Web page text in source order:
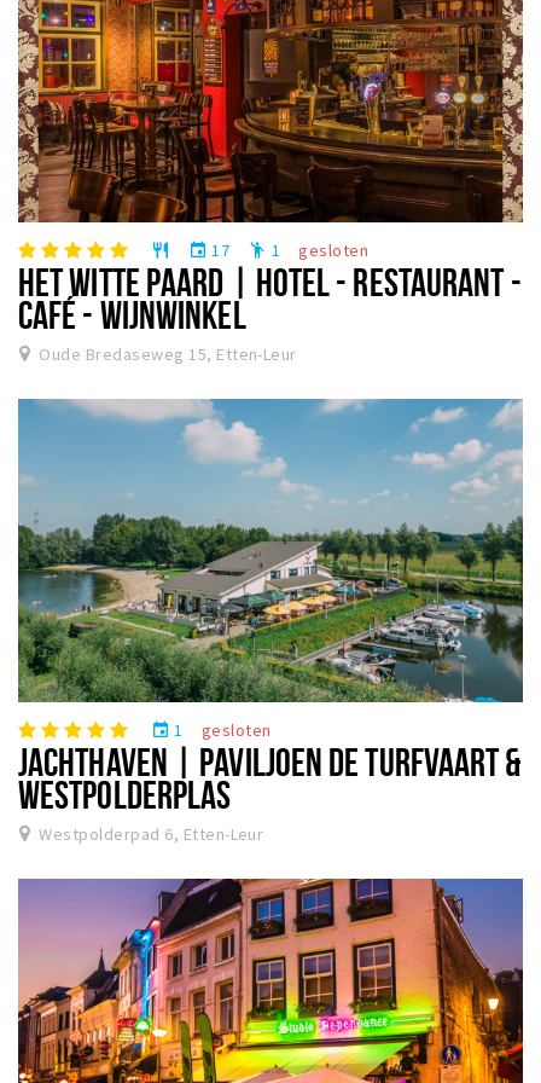
restaurant event 17 emoji_people 1 gesloten
HET WITTE PAARD | HOTEL - RESTAURANT -
CAFÉ - WIJNWINKEL
Oude Bredaseweg 15, Etten-Leur
event 1 gesloten
JACHTHAVEN | PAVILJOEN DE TURFVAART &
WESTPOLDERPLAS
Westpolderpad 6, Etten-Leur